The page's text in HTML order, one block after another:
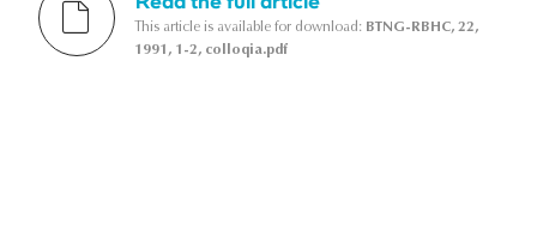
This article is available for download: BTNG-RBHC, 22,
1991, 1-2, colloqia.pdf